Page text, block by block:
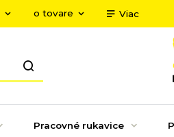
o tovare Viac
Pracovné rukavice